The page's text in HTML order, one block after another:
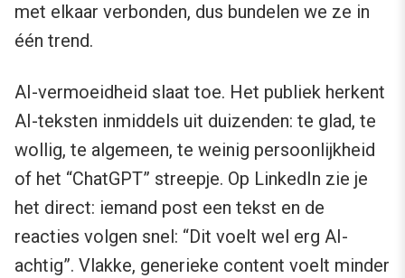
met elkaar verbonden, dus bundelen we ze in
één trend.
AI-vermoeidheid slaat toe. Het publiek herkent
AI-teksten inmiddels uit duizenden: te glad, te
wollig, te algemeen, te weinig persoonlijkheid
of het “ChatGPT” streepje. Op LinkedIn zie je
het direct: iemand post een tekst en de
reacties volgen snel: “Dit voelt wel erg AI-
achtig”. Vlakke, generieke content voelt minder